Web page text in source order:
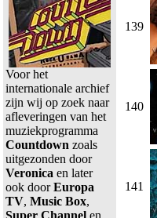
Voor het
internationale archief
zijn wij op zoek naar
afleveringen van het
muziekprogramma
Countdown zoals
uitgezonden door
Veronica en later
ook doorEuropa
TV, Music Box,
Super Channel en
139
140
141